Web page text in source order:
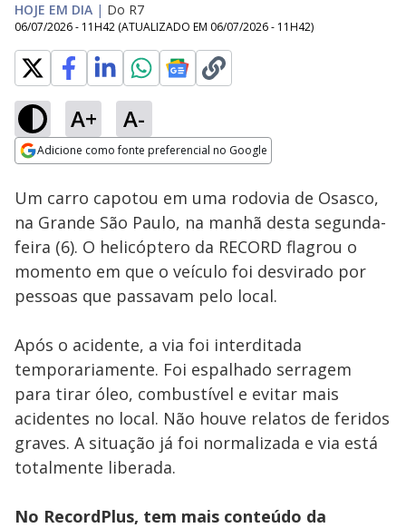
HOJE EM DIA | Do R7
06/07/2026 - 11H42 (ATUALIZADO EM 06/07/2026 - 11H42)
A+ A-
Adicione como fonte preferencial no Google
Ativar
:
39.11%
Um carro capotou em uma rodovia de Osasco,
na Grande São Paulo, na manhã desta segunda-
feira (6). O helicóptero da RECORD flagrou o
momento em que o veículo foi desvirado por
pessoas que passavam pelo local.
Após o acidente, a via foi interditada
temporariamente. Foi espalhado serragem
para tirar óleo, combustível e evitar mais
acidentes no local. Não houve relatos de feridos
graves. A situação já foi normalizada e via está
totalmente liberada.
No RecordPlus, tem mais conteúdo da